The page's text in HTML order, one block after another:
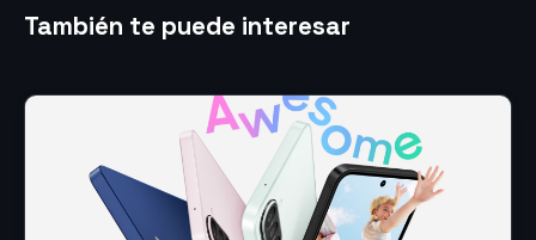
También te puede interesar